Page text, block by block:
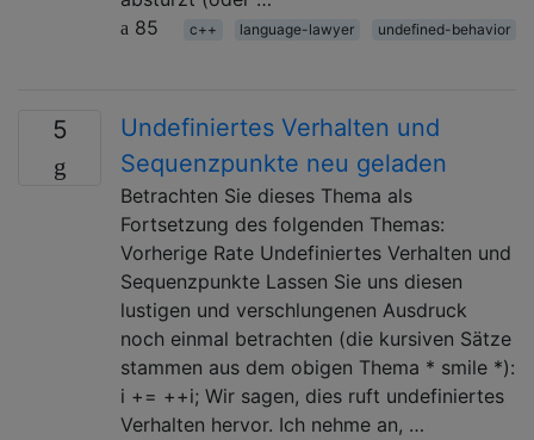
85
c++ language-lawyer undefined-behavior
5
Undefiniertes Verhalten und
Sequenzpunkte neu geladen
Betrachten Sie dieses Thema als
Fortsetzung des folgenden Themas:
Vorherige Rate Undefiniertes Verhalten und
Sequenzpunkte Lassen Sie uns diesen
lustigen und verschlungenen Ausdruck
noch einmal betrachten (die kursiven Sätze
stammen aus dem obigen Thema * smile *):
i += ++i; Wir sagen, dies ruft undefiniertes
Verhalten hervor. Ich nehme an, …